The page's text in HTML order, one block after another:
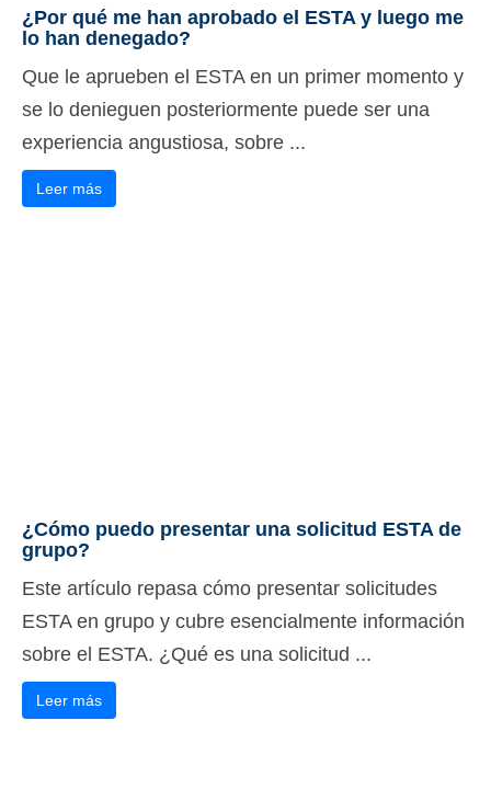
¿Por qué me han aprobado el ESTA y luego me
lo han denegado?
Que le aprueben el ESTA en un primer momento y
se lo denieguen posteriormente puede ser una
experiencia angustiosa, sobre ...
Leer más
¿Cómo puedo presentar una solicitud ESTA de
grupo?
Este artículo repasa cómo presentar solicitudes
ESTA en grupo y cubre esencialmente información
sobre el ESTA. ¿Qué es una solicitud ...
Leer más